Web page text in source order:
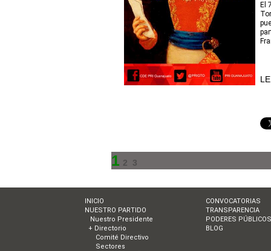
El
1 2 3
INICIO
NUESTRO PARTIDO
Nuestro Presidente
+ Directorio
Comité Directivo
Sectores
CONVOCATORIAS
TRANSPARENCIA
PODERES PÚBLICOS
BLOG